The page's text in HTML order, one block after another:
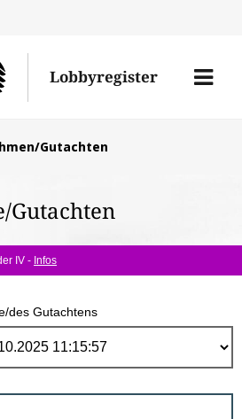
Lobbyregister
Menü
Gutachten
Gutachten
IV - Infos
des Gutachtens